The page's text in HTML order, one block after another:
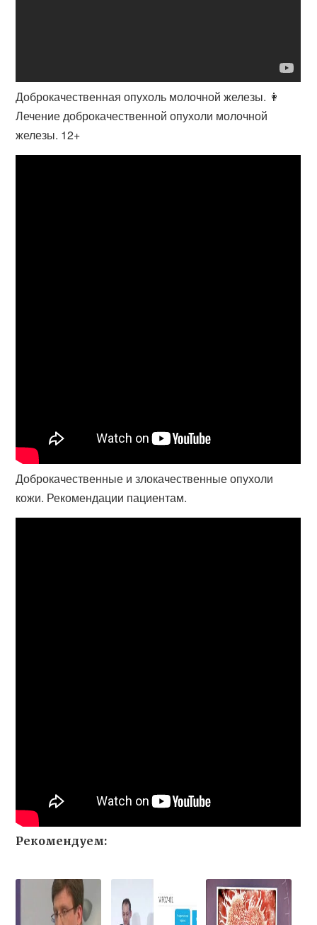
Доброкачественная опухоль молочной железы. 👩
Лечение доброкачественной опухоли молочной
железы. 12+
Доброкачественные и злокачественные опухоли
кожи. Рекомендации пациентам.
Рекомендуем: